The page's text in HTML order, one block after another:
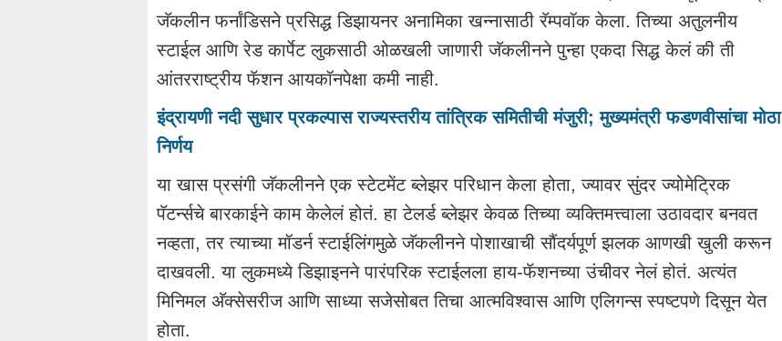
जॅकलीन फर्नांडिसने प्रसिद्ध डिझायनर अनामिका खन्नासाठी रॅम्पवॉक केला. तिच्या अतुलनीय
स्टाईल आणि रेड कार्पेट लुकसाठी ओळखली जाणारी जॅकलीनने पुन्हा एकदा सिद्ध केलं की ती
आंतरराष्ट्रीय फॅशन आयकॉनपेक्षा कमी नाही.
इंद्रायणी नदी सुधार प्रकल्पास राज्यस्तरीय तांत्रिक समितीची मंजुरी; मुख्यमंत्री फडणवीसांचा मोठा
निर्णय
या खास प्रसंगी जॅकलीनने एक स्टेटमेंट ब्लेझर परिधान केला होता, ज्यावर सुंदर ज्योमेट्रिक
पॅटर्न्सचे बारकाईने काम केलेलं होतं. हा टेलर्ड ब्लेझर केवळ तिच्या व्यक्तिमत्त्वाला उठावदार बनवत
नव्हता, तर त्याच्या मॉडर्न स्टाईलिंगमुळे जॅकलीनने पोशाखाची सौंदर्यपूर्ण झलक आणखी खुली करून
दाखवली. या लुकमध्ये डिझाइनने पारंपरिक स्टाईलला हाय-फॅशनच्या उंचीवर नेलं होतं. अत्यंत
मिनिमल अ‍ॅक्सेसरीज आणि साध्या सजेसोबत तिचा आत्मविश्वास आणि एलिगन्स स्पष्टपणे दिसून येत
होता.